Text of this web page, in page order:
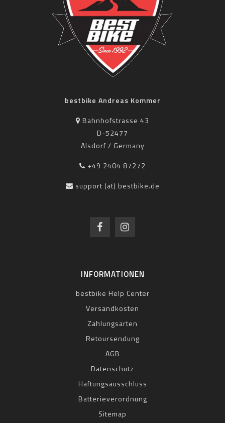
bestbike Andreas Kommer
Bahnhofstrasse 43
D-52477
Alsdorf / Germany
+49 2404 87272
support (at) bestbike.de
INFORMATIONEN
bestbike Help Center
Versandkosten
Zahlungsarten
Retoursendung
AGB
Datenschutz
Haftungsausschluss
Batterieverordnung
Sitemap